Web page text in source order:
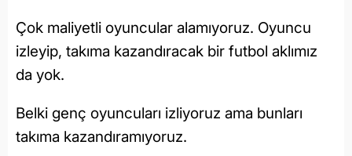
Çok maliyetli oyuncular alamıyoruz. Oyuncu
izleyip, takıma kazandıracak bir futbol aklımız
da yok.
Belki genç oyuncuları izliyoruz ama bunları
takıma kazandıramıyoruz.